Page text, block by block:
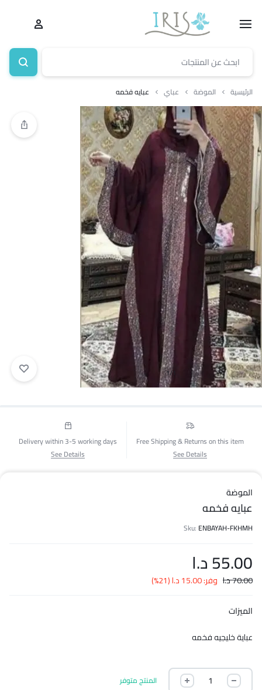
الرئيسية الموضة عباي عبايه فخمه
1/1
Free Shipping & Returns on this item
See Details
Delivery within 3-5 working days
See Details
الموضة
عبايه فخمه
Sku: ENBAYAH-FKHMH
55.00د.ا
70.00د.ا وفر:15.00د.ا(21%)
الميزات
عباية خليجيه فخمه
المنتج متوفر